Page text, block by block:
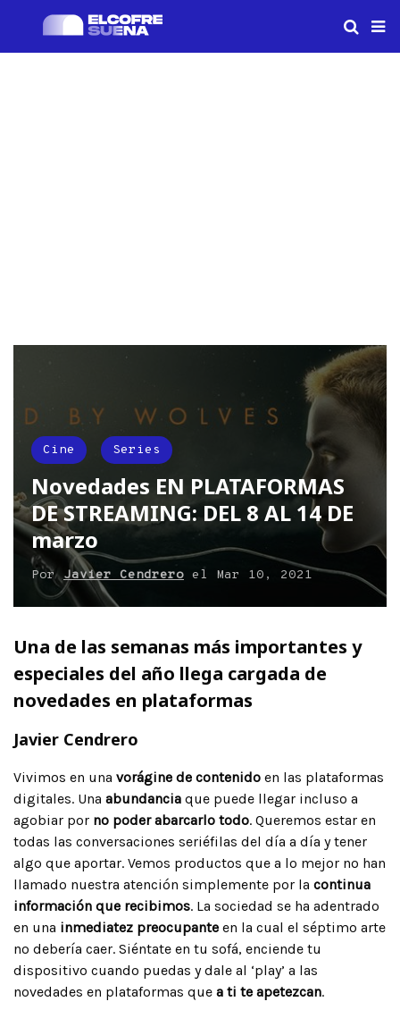
Cine Series
Novedades EN PLATAFORMAS
DE STREAMING: DEL 8 AL 14 DE
marzo
PorJavier Cendrero el Mar 10, 2021
Una de las semanas más importantes y
especiales del año llega cargada de
novedades en plataformas
Javier Cendrero
Vivimos en una vorágine de contenido en las plataformas
digitales. Una abundancia que puede llegar incluso a
agobiar por no poder abarcarlo todo. Queremos estar en
todas las conversaciones seriéfilas del día a día y tener
algo que aportar. Vemos productos que a lo mejor no han
llamado nuestra atención simplemente por la continua
información que recibimos. La sociedad se ha adentrado
en una inmediatez preocupante en la cual el séptimo arte
no debería caer. Siéntate en tu sofá, enciende tu
dispositivo cuando puedas y dale al ‘play’ a las
novedades en plataformas que a ti te apetezcan.